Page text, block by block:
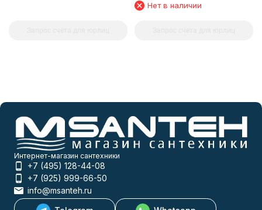
Нет в наличии
Интернет-магазин сантехники
+7 (495) 128-44-08
+7 (925) 999-66-50
info@msanteh.ru